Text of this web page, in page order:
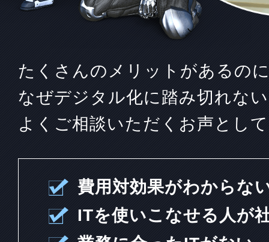
たくさんのメリットがあるの
なぜデジタル化に踏み切れな
よくご相談いただくお声とし
費用対効果がわからな
ITを使いこなせる人が